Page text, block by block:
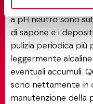
manutenzione
a pH neutro sono
di sapone e i
pulizia periodica più
leggermente
eventuali accumuli.
sono nettamente in
manutenzione della